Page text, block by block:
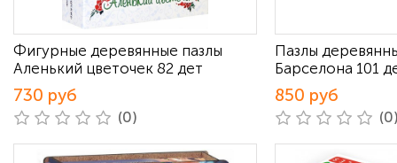
Фигурные деревянные пазлы
Аленький цветочек 82 дет
730 руб
(0)
Пазлы
Барселона 101
850 руб